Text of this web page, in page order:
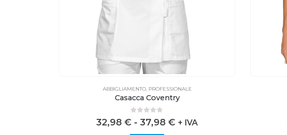
ABBIGLIAMENTO, PROFESSIONALE
Casacca Coventry
out of 5
32,98 € - 37,98 € + IVA